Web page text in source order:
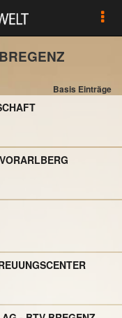
Basis Einträge